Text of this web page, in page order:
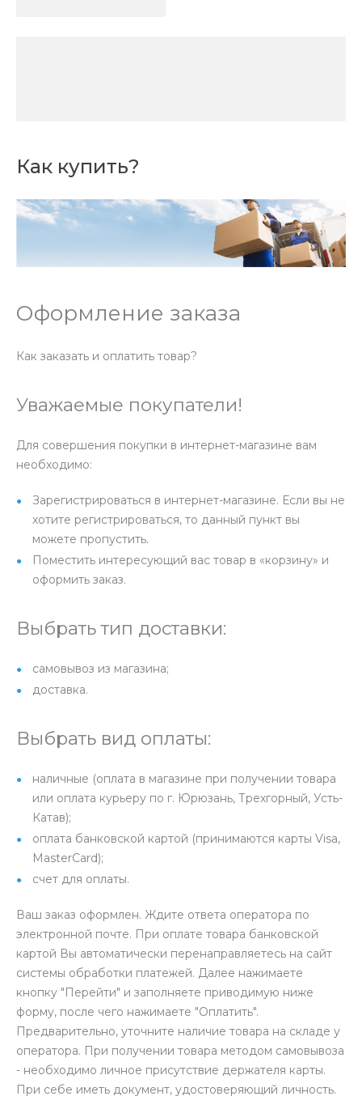
Как купить?
Оформление заказа
Как заказать и оплатить товар?
Уважаемые покупатели!
Для совершения покупки в интернет-магазине вам
необходимо:
Зарегистрироваться в интернет-магазине. Если вы не
хотите регистрироваться, то данный пункт вы
можете пропустить.
Поместить интересующий вас товар в «корзину» и
оформить заказ.
Выбрать тип доставки:
самовывоз из магазина;
доставка.
Выбрать вид оплаты:
наличные (оплата в магазине при получении товара
или оплата курьеру по г. Юрюзань, Трехгорный, Усть-
Катав);
оплата банковской картой (принимаются карты Visa,
MasterCard);
счет для оплаты.
Ваш заказ оформлен. Ждите ответа оператора по
электронной почте. При оплате товара банковской
картой Вы автоматически перенаправляетесь на сайт
системы обработки платежей. Далее нажимаете
кнопку "Перейти" и заполняете приводимую ниже
форму, после чего нажимаете "Оплатить".
Предварительно, уточните наличие товара на складе у
оператора. При получении товара методом самовывоза
- необходимо личное присутствие держателя карты.
При себе иметь документ, удостоверяющий личность.